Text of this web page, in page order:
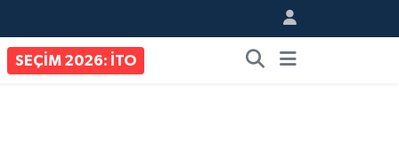
SEÇİM 2026: İTO